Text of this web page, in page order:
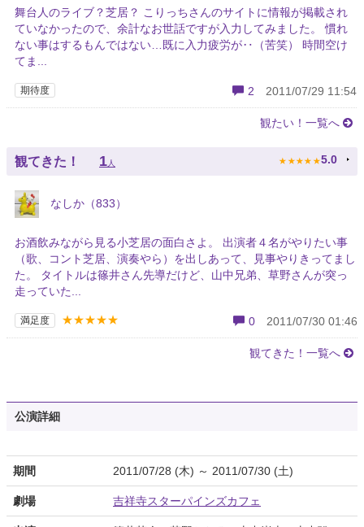
舞台人のライブ？芝居？ こりっちさんのサイトに情報が掲載され
ていなかったので、余計なお世話ですが入力してみました。 慣れ
ない事はするもんではない…既に入力疲労が‥（苦笑） 時間空け
てま...
期待度 2 2011/07/29 11:54
観たい！一覧へ
観てきた！ 1人 ★ ★ ★ ★ ★ 5.0
なしか（833）
お酒飲みながら見る小芝居の面白さよ。 出演者４名がやりたい事
（歌、コント芝居、演奏やら）を出しあって、見事やりきってまし
た。 タイトルは篠井さん先導だけど、山中兄弟、草野さんが突っ
走っていた...
満足度 ★★★★★ 0 2011/07/30 01:46
観てきた！一覧へ
公演詳細
期間 2011/07/28 (木) ～ 2011/07/30 (土)
劇場 吉祥寺スターパインズカフェ